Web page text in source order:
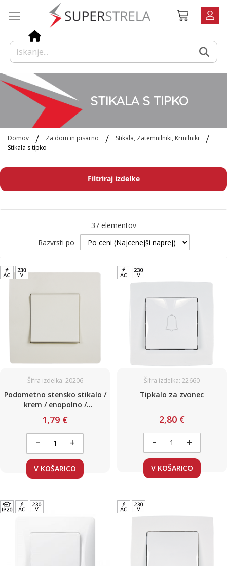
Košarica
STIKALA S TIPKO
Domov Za dom in pisarno
Stikala, Zatemnilniki, Krmilniki
Stikala s tipko
Filtriraj izdelke
37elementov
Razvrsti po
Šifra izdelka: 20206
Podometno stensko stikalo /
krem / enopolno /
standardno 230V / 10A
1,79 €
- +
V KOŠARICO
Šifra izdelka: 22660
Tipkalo za zvonec
2,80 €
- +
V KOŠARICO